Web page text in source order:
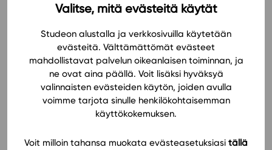
Valitse, mitä evästeitä käytät
Studeon alustalla ja verkkosivuilla käytetään
evästeitä. Välttämättömät evästeet
mahdollistavat palvelun oikeanlaisen toiminnan, ja
ne ovat aina päällä. Voit lisäksi hyväksyä
valinnaisten evästeiden käytön, joiden avulla
voimme tarjota sinulle henkilökohtaisemman
käyttökokemuksen.
Voit milloin tahansa muokata evästeasetuksiasi tällä
Tilaa